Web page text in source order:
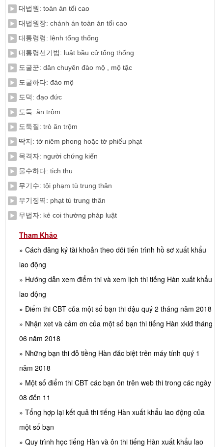
대법원: toàn án tối cao
대법원장: chánh án toàn án tối cao
대통령령: lệnh tổng thống
대통령선기법: luật bầu cử tổng thống
도굴꾼: dân chuyên đào mộ , mộ tặc
도굴하다: đào mộ
도덕: đạo đức
도둑: ăn trộm
도둑질: trò ăn trộm
딱지: tờ niêm phong hoặc tờ phiếu phạt
목격자: người chứng kiến
물수하다: tịch thu
무기수: tội phạm tù trung thân
무기징역: phạt tù trung thân
무법자: kẻ coi thường pháp luật
Tham Khảo
» Cách đăng ký tài khoản theo dõi tiến trình hồ sơ xuất khẩu
lao động
» Hướng dẫn xem điểm thi và xem lịch thi tiếng Hàn xuất khẩu
lao động
» Điểm thi CBT của một số bạn thi đậu quý 2 tháng năm 2018
» Nhận xet và cảm ơn của một số bạn thi tiếng Hàn xklđ tháng
06 năm 2018
» Những bạn thi đỗ tiềng Hàn đăc biệt trên máy tính quý 1
năm 2018
» Một số điểm thi CBT các bạn ôn trên web thi trong các ngày
08 đến 11
» Tổng hợp lại kết quả thi tiếng Hàn xuất khẩu lao động của
một số bạn
» Quy trình học tiếng Hàn và ôn thi tiếng Hàn xuất khẩu lao